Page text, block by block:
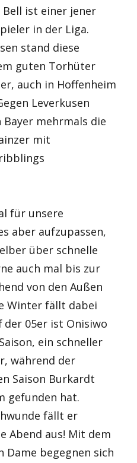
ist einer jener
in der Liga.
stand diese
guten Torhüter
auch in Hoffenheim
Leverkusen
mehrmals die
mit
für unsere
aber aufzupassen,
über schnelle
auch mal bis zur
von den Außen
Winter fällt dabei
05er ist Onisiwo
ein schneller
während der
Saison Burkardt
gefunden hat.
fällt er
Abend aus! Mit dem
Dame begegnen sich